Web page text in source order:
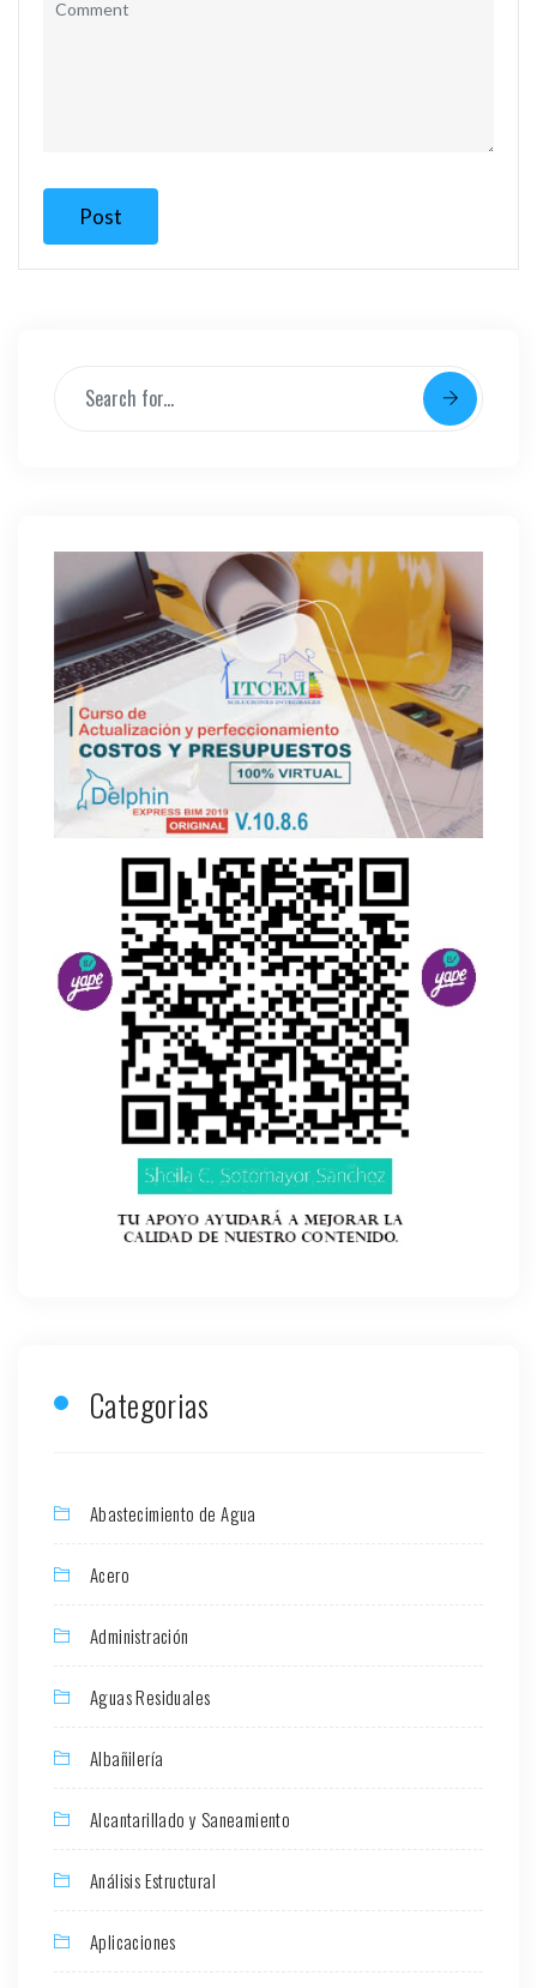
Categorias
Abastecimiento de Agua
Acero
Administración
Aguas Residuales
Albañilería
Alcantarillado y Saneamiento
Análisis Estructural
Aplicaciones